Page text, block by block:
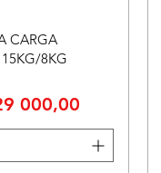
CARGA
8KG
de oferta
000,00